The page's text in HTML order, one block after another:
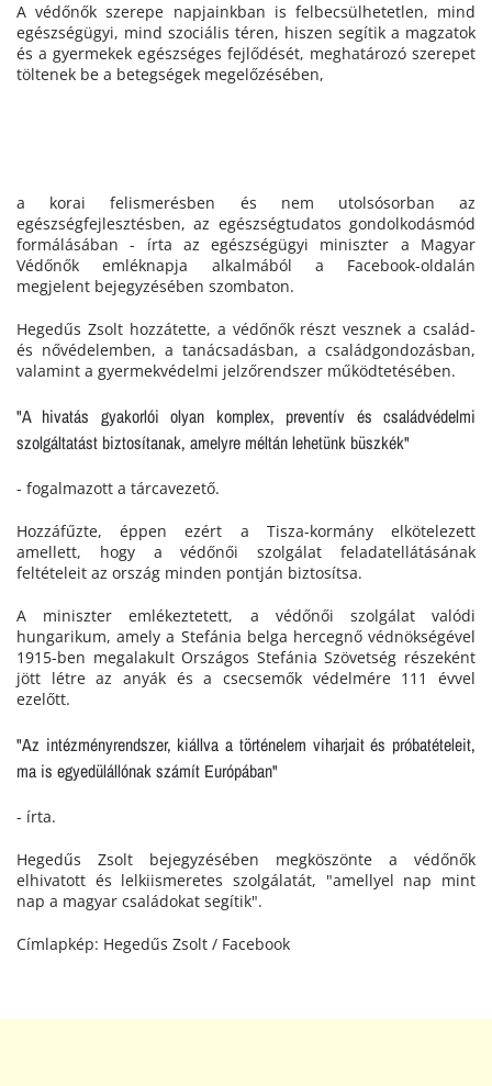
A védőnők szerepe napjainkban is felbecsülhetetlen, mind
egészségügyi, mind szociális téren, hiszen segítik a magzatok
és a gyermekek egészséges fejlődését, meghatározó szerepet
töltenek be a betegségek megelőzésében,
a korai felismerésben és nem utolsósorban az
egészségfejlesztésben, az egészségtudatos gondolkodásmód
formálásában - írta az egészségügyi miniszter a Magyar
Védőnők emléknapja alkalmából a Facebook-oldalán
megjelent bejegyzésében szombaton.
Hegedűs Zsolt hozzátette, a védőnők részt vesznek a család-
és nővédelemben, a tanácsadásban, a családgondozásban,
valamint a gyermekvédelmi jelzőrendszer működtetésében.
"A hivatás gyakorlói olyan komplex, preventív és családvédelmi
szolgáltatást biztosítanak, amelyre méltán lehetünk büszkék"
- fogalmazott a tárcavezető.
Hozzáfűzte, éppen ezért a Tisza-kormány elkötelezett
amellett, hogy a védőnői szolgálat feladatellátásának
feltételeit az ország minden pontján biztosítsa.
A miniszter emlékeztetett, a védőnői szolgálat valódi
hungarikum, amely a Stefánia belga hercegnő védnökségével
1915-ben megalakult Országos Stefánia Szövetség részeként
jött létre az anyák és a csecsemők védelmére 111 évvel
ezelőtt.
"Az intézményrendszer, kiállva a történelem viharjait és próbatételeit,
ma is egyedülállónak számít Európában"
- írta.
Hegedűs Zsolt bejegyzésében megköszönte a védőnők
elhivatott és lelkiismeretes szolgálatát, "amellyel nap mint
nap a magyar családokat segítik".
Címlapkép: Hegedűs Zsolt / Facebook